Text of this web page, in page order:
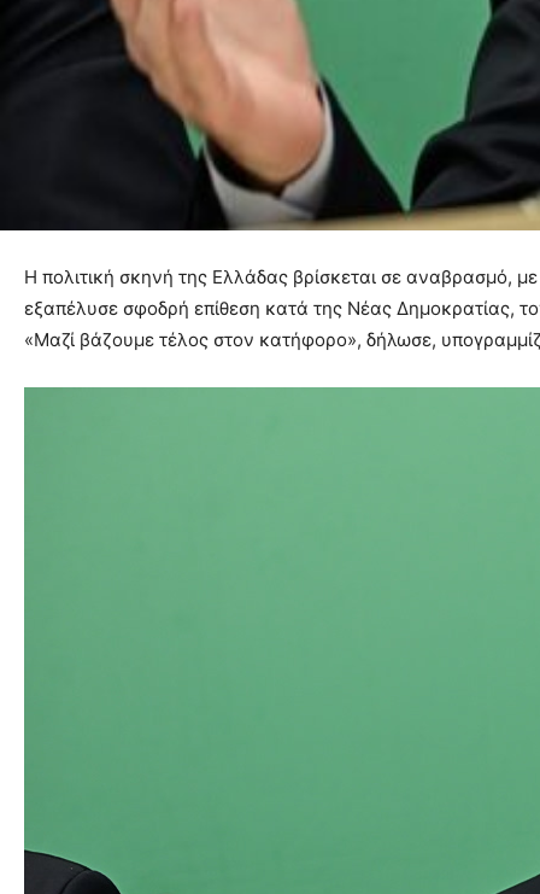
Η πολιτική σκηνή της Ελλάδας βρίσκεται σε αναβρασμό,
εξαπέλυσε σφοδρή επίθεση κατά της Νέας Δημοκρατίας,
«Μαζί βάζουμε τέλος στον κατήφορο», δήλωσε,